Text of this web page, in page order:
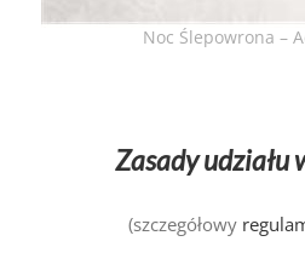
Noc Ślepowrona –
Zasady udziału
(szczegółowy